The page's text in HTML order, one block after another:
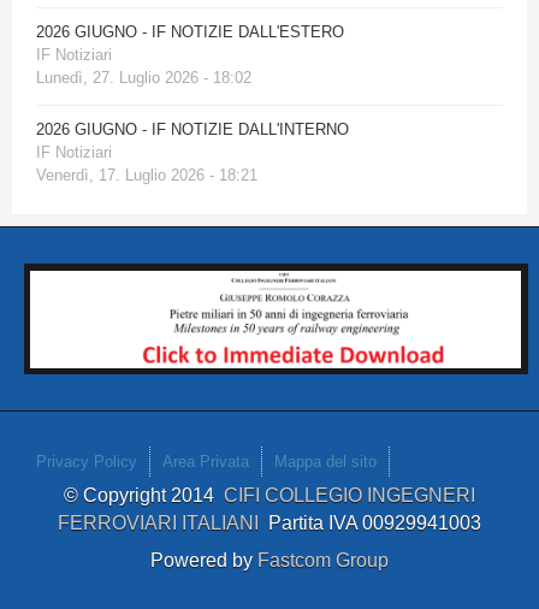
2026 GIUGNO - IF NOTIZIE DALL'ESTERO
IF Notiziari
Lunedì, 27. Luglio 2026 - 18:02
2026 GIUGNO - IF NOTIZIE DALL'INTERNO
IF Notiziari
Venerdì, 17. Luglio 2026 - 18:21
Privacy Policy Area Privata Mappa del sito
© Copyright 2014 CIFI COLLEGIO INGEGNERI
FERROVIARI ITALIANI Partita IVA 00929941003
Powered by Fastcom Group